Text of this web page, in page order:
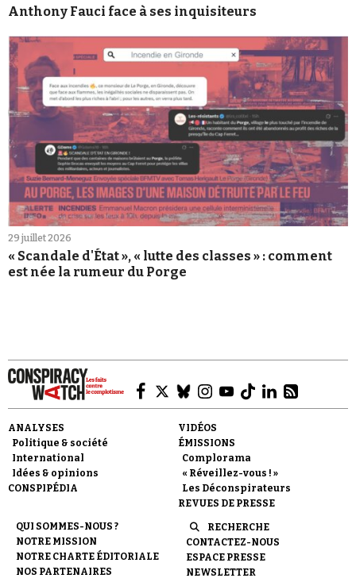
Anthony Fauci face à ses inquisiteurs
29 juillet 2026
« Scandale d'État », « lutte des classes » : comment
est née la rumeur du Porge
ANALYSES
Politique & société
International
Idées & opinions
CONSPIPÉDIA
VIDÉOS
ÉMISSIONS
Complorama
« Réveillez-vous ! »
Les Déconspirateurs
REVUES DE PRESSE
QUI SOMMES-NOUS ?
NOTRE MISSION
NOTRE CHARTE ÉDITORIALE
NOS PARTENAIRES
RECHERCHE
CONTACTEZ-NOUS
ESPACE PRESSE
NEWSLETTER